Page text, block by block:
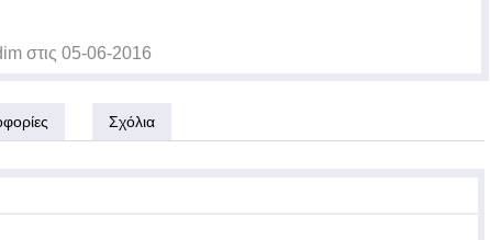
στις 05-06-2016
Σχόλια